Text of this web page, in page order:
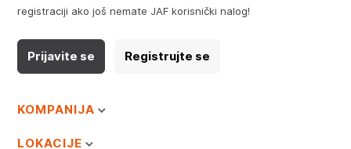
registraciji ako još nemate JAF korisnički nalog!
Prijavite se Registrujte se
KOMPANIJA
LOKACIJE